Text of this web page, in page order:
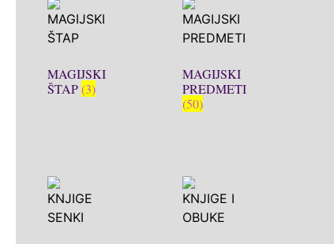
MAGIJSKI
ŠTAP(3)
MAGIJSKI
PREDMETI
(50)